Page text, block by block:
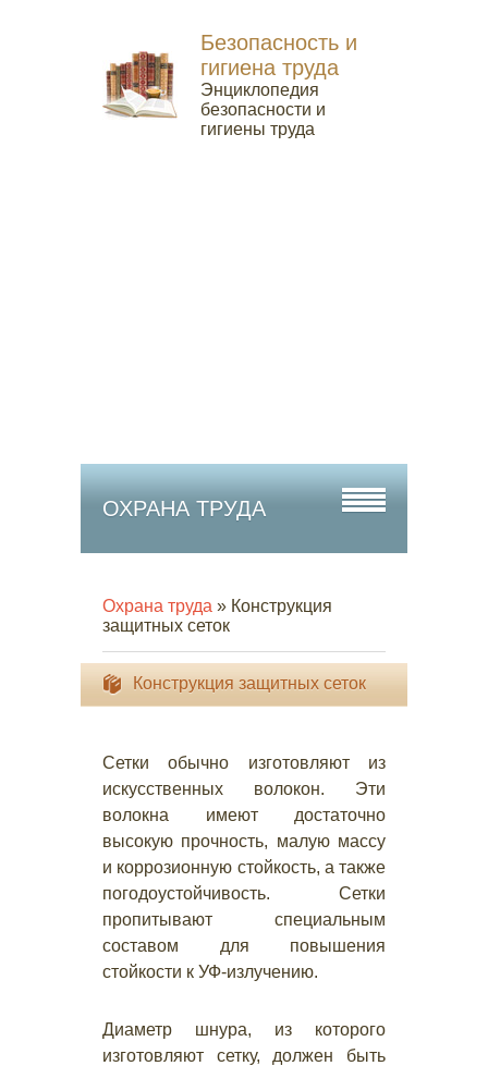
Безопасность и
гигиена труда
Энциклопедия
безопасности и
гигиены труда
ОХРАНА ТРУДА
Охрана труда » Конструкция
защитных сеток
Конструкция защитных сеток
Сетки обычно изготовляют из
искусственных волокон. Эти
волокна имеют достаточно
высокую прочность, малую массу
и коррозионную стойкость, а также
погодоустойчивость. Сетки
пропитывают специальным
составом для повышения
стойкости к УФ-излучению.
Диаметр шнура, из которого
изготовляют сетку, должен быть